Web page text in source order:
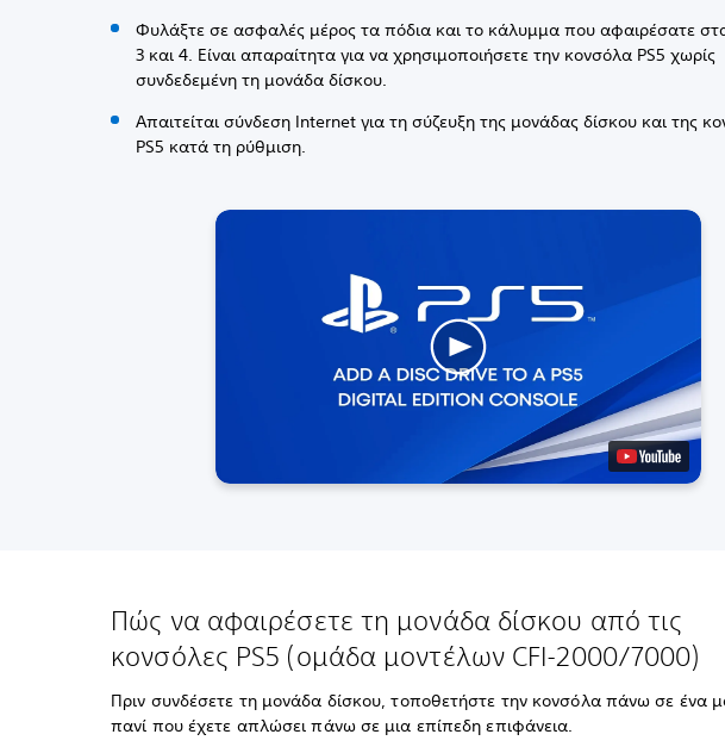
Φυλάξτε σε ασφαλές μέρος τα πόδια και το κάλυμμα που αφαιρέσατε
3 και 4. Είναι απαραίτητα για να χρησιμοποιήσετε την κονσόλα PS5 χωρίς
συνδεδεμένη τη μονάδα δίσκου.
Απαιτείται σύνδεση Internet για τη σύζευξη της μονάδας δίσκου και της
PS5 κατά τη ρύθμιση.
Πώς να αφαιρέσετε τη μονάδα δίσκου από τις
κονσόλες PS5 (ομάδα μοντέλων CFI-2000/7000)
Πριν συνδέσετε τη μονάδα δίσκου, τοποθετήστε την κονσόλα πάνω σε ένα
πανί που έχετε απλώσει πάνω σε μια επίπεδη επιφάνεια.